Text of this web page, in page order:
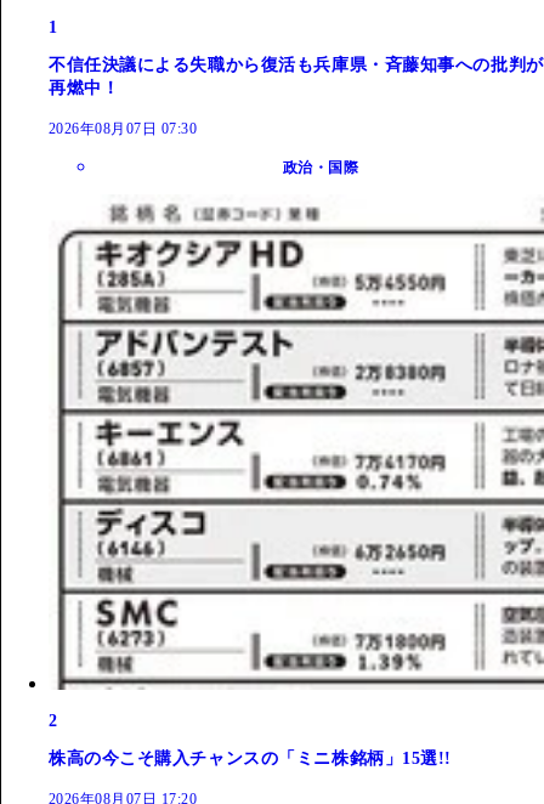
1
不信任決議による失職から復活も兵庫県・斉藤知事への批判が
再燃中！
2026年08月07日 07:30
政治・国際
2
株高の今こそ購入チャンスの「ミニ株銘柄」15選!!
2026年08月07日 17:20